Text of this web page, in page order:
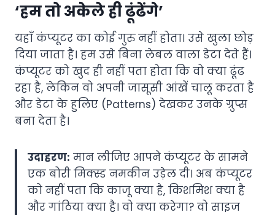
‘हम तो अकेले ही ढूंढेंगे’
यहाँ कंप्यूटर का कोई गुरु नहीं होता। उसे खुला छोड़
दिया जाता है। हम उसे बिना लेबल वाला डेटा देते हैं।
कंप्यूटर को खुद ही नहीं पता होता कि वो क्या ढूंढ
रहा है, लेकिन वो अपनी जासूसी आंखें चालू करता है
और डेटा के हुलिए (Patterns) देखकर उनके ग्रुप्स
बना देता है।
उदाहरण: मान लीजिए आपने कंप्यूटर के सामने
एक बोरी मिक्स्ड नमकीन उड़ेल दी। अब कंप्यूटर
को नहीं पता कि काजू क्या है, किशमिश क्या है
और गांठिया क्या है। वो क्या करेगा? वो साइज